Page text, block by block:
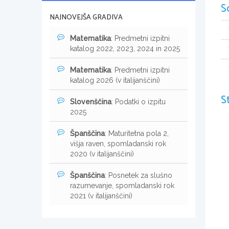
NAJNOVEJŠA GRADIVA
Matematika: Predmetni izpitni
katalog 2022, 2023, 2024 in 2025
Matematika: Predmetni izpitni
katalog 2026 (v italijanščini)
Slovenščina: Podatki o izpitu
2025
Španščina: Maturitetna pola 2,
višja raven, spomladanski rok
2020 (v italijanščini)
Španščina: Posnetek za slušno
razumevanje, spomladanski rok
2021 (v italijanščini)